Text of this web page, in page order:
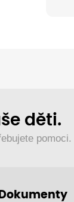
děti.
pomoci.
Dokumenty